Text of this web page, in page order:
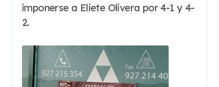
imponerse a Eliete Olivera por 4-1 y 4-
2.